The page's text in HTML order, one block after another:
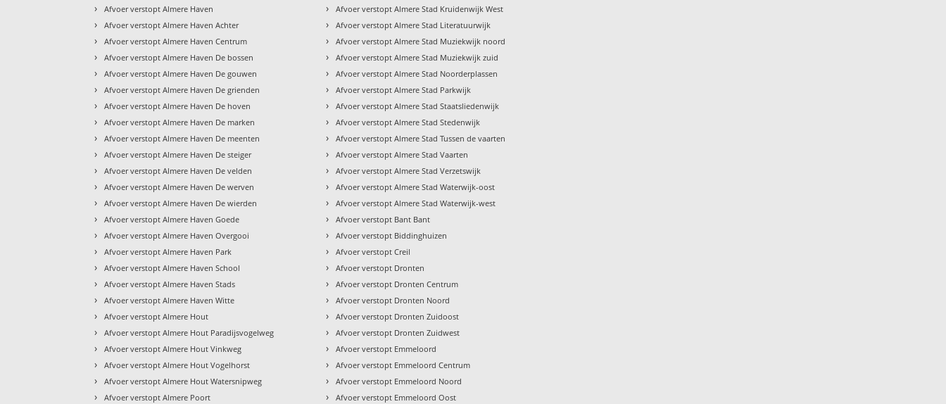
› Afvoer verstopt Almere Haven
› Afvoer verstopt Almere Haven Achter
› Afvoer verstopt Almere Haven Centrum
› Afvoer verstopt Almere Haven De bossen
› Afvoer verstopt Almere Haven De gouwen
› Afvoer verstopt Almere Haven De grienden
› Afvoer verstopt Almere Haven De hoven
› Afvoer verstopt Almere Haven De marken
› Afvoer verstopt Almere Haven De meenten
› Afvoer verstopt Almere Haven De steiger
› Afvoer verstopt Almere Haven De velden
› Afvoer verstopt Almere Haven De werven
› Afvoer verstopt Almere Haven De wierden
› Afvoer verstopt Almere Haven Goede
› Afvoer verstopt Almere Haven Overgooi
› Afvoer verstopt Almere Haven Park
› Afvoer verstopt Almere Haven School
› Afvoer verstopt Almere Haven Stads
› Afvoer verstopt Almere Haven Witte
› Afvoer verstopt Almere Hout
› Afvoer verstopt Almere Hout Paradijsvogelweg
› Afvoer verstopt Almere Hout Vinkweg
› Afvoer verstopt Almere Hout Vogelhorst
› Afvoer verstopt Almere Hout Watersnipweg
› Afvoer verstopt Almere Poort
› Afvoer verstopt Almere Stad Kruidenwijk West
› Afvoer verstopt Almere Stad Literatuurwijk
› Afvoer verstopt Almere Stad Muziekwijk noord
› Afvoer verstopt Almere Stad Muziekwijk zuid
› Afvoer verstopt Almere Stad Noorderplassen
› Afvoer verstopt Almere Stad Parkwijk
› Afvoer verstopt Almere Stad Staatsliedenwijk
› Afvoer verstopt Almere Stad Stedenwijk
› Afvoer verstopt Almere Stad Tussen de vaarten
› Afvoer verstopt Almere Stad Vaarten
› Afvoer verstopt Almere Stad Verzetswijk
› Afvoer verstopt Almere Stad Waterwijk-oost
› Afvoer verstopt Almere Stad Waterwijk-west
› Afvoer verstopt Bant Bant
› Afvoer verstopt Biddinghuizen
› Afvoer verstopt Creil
› Afvoer verstopt Dronten
› Afvoer verstopt Dronten Centrum
› Afvoer verstopt Dronten Noord
› Afvoer verstopt Dronten Zuidoost
› Afvoer verstopt Dronten Zuidwest
› Afvoer verstopt Emmeloord
› Afvoer verstopt Emmeloord Centrum
› Afvoer verstopt Emmeloord Noord
› Afvoer verstopt Emmeloord Oost